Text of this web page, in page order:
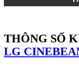
THÔNG SỐ
LG